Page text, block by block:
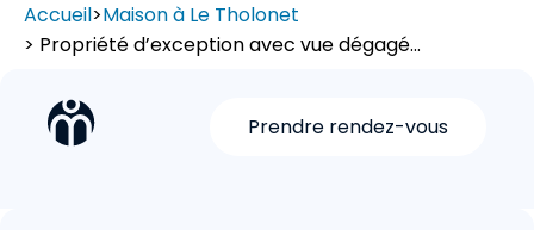
Accueil>Maison à Le Tholonet
> Propriété d’exception avec vue dégagé...
Prendre rendez-vous